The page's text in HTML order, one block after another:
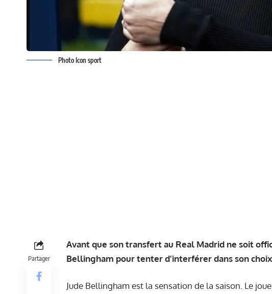
Photo Icon sport
Partager
Avant que son transfert au Real Madrid ne soit
Bellingham pour tenter d’interférer dans son
Jude Bellingham est la sensation de la saison. Le